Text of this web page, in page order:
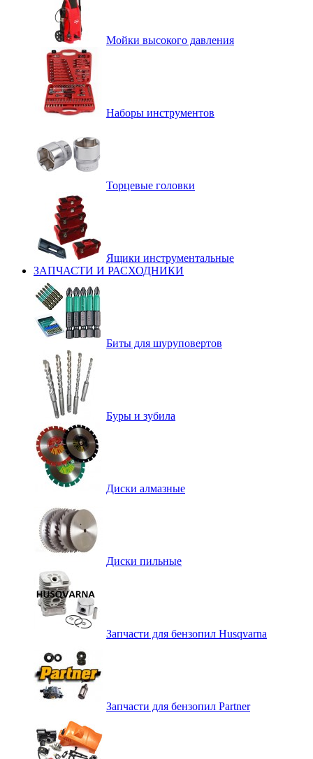
Мойки высокого давления
Наборы инструментов
Торцевые головки
Ящики инструментальные
ЗАПЧАСТИ И РАСХОДНИКИ
Биты для шуруповертов
Буры и зубила
Диски алмазные
Диски пильные
Запчасти для бензопил Husqvarna
Запчасти для бензопил Partner